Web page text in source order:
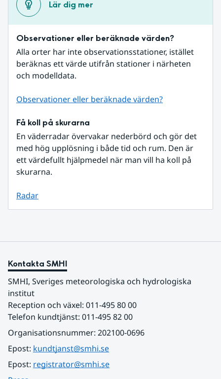
Lär dig mer
Observationer eller beräknade värden?
Alla orter har inte observationsstationer, istället
beräknas ett värde utifrån stationer i närheten
och modelldata.
Observationer eller beräknade värden?
Få koll på skurarna
En väderradar övervakar nederbörd och gör det
med hög upplösning i både tid och rum. Den är
ett värdefullt hjälpmedel när man vill ha koll på
skurarna.
Radar
Kontakta SMHI
SMHI, Sveriges meteorologiska och hydrologiska
institut
Reception och växel: 011-495 80 00
Telefon kundtjänst: 011-495 82 00
Organisationsnummer: 202100-0696
Epost: kundtjanst@smhi.se
Epost: registrator@smhi.se